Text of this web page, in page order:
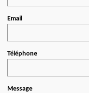
Email
Téléphone
Message